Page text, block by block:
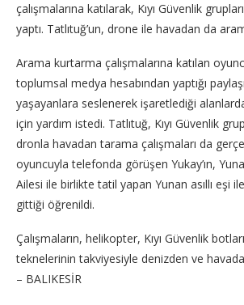
çalışmalarına katılarak, Kıyı Güvenlik
yaptı. Tatlıtuğ’un, drone ile havadan da
Arama kurtarma çalışmalarına katılan
toplumsal medya hesabından yaptığı
yaşayanlara seslenerek işaretlediği
için yardım istedi. Tatlıtuğ, Kıyı Güvenlik
dronla havadan tarama çalışmaları da
oyuncuyla telefonda görüşen Yukay’ın,
Ailesi ile birlikte tatil yapan Yunan asıllı eşi
gittiği öğrenildi.
Çalışmaların, helikopter, Kıyı Güvenlik
teknelerinin takviyesiyle denizden ve
– BALIKESİR